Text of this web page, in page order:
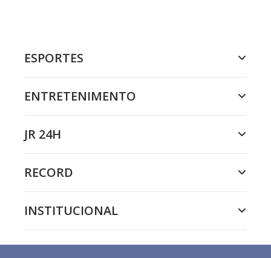
ESPORTES
ENTRETENIMENTO
JR 24H
RECORD
INSTITUCIONAL